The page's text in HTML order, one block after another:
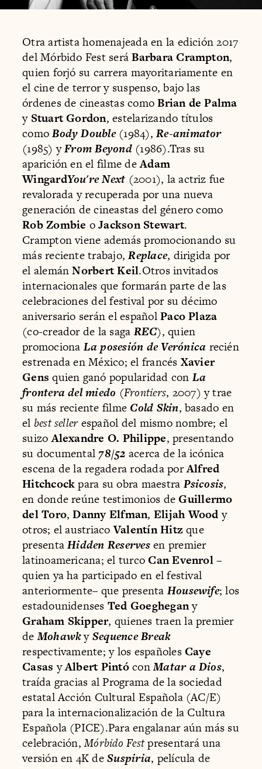
Otra artista homenajeada en la edición 2017
del Mórbido Fest seráBarbara Crampton,
quien forjó su carrera mayoritariamente en
el cine de terror y suspenso, bajo las
órdenes de cineastas comoBrian de Palma
y Stuart Gordon, estelarizando títulos
comoBody Double(1984),Re-animator
(1985) yFrom Beyond(1986).Tras su
aparición en el filme deAdam
WingardYou're Next(2001), la actriz fue
revalorada y recuperada por una nueva
generación de cineastas del género como
Rob Zombie oJackson Stewart.
Crampton viene además promocionando su
más reciente trabajo,Replace, dirigida por
el alemánNorbert Keil.Otros invitados
internacionales que formarán parte de las
celebraciones del festival por su décimo
aniversario serán el españolPaco Plaza
(co-creador de la saga REC), quien
promociona La posesión de Verónica recién
estrenada en México; el francés Xavier
Gens quien ganó popularidad con La
frontera del miedo (Frontiers, 2007) y trae
su más reciente filme Cold Skin, basado en
el best sellerespañol del mismo nombre; el
suizoAlexandre O. Philippe, presentando
su documental 78/52 acerca de la icónica
escena de la regadera rodada porAlfred
Hitchcockpara su obra maestra Psicosis,
en donde reúne testimonios deGuillermo
del Toro,Danny Elfman, Elijah Woody
otros; el austriacoValentín Hitzque
presentaHidden Reservesen premier
latinoamericana; el turcoCan Evenrol–
quien ya ha participado en el festival
anteriormente– que presenta Housewife; los
estadounidenses Ted Goeghegany
Graham Skipper, quienes traen la premier
deMohawkySequence Break
respectivamente; y los españolesCaye
Casas yAlbert PintóconMatar a Dios,
traída gracias al Programa de la sociedad
estatal Acción Cultural Española (AC/E)
para la internacionalización de la Cultura
Española (PICE).Para engalanar aún más su
celebración,Mórbido Festpresentará una
versión en 4K deSuspiria, película de